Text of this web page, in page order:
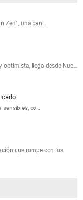
Zen" , una can…
optimista, llega desde Nue…
sensibles, co…
que rompe con los